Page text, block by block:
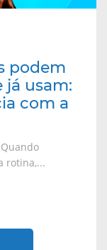
podem
já usam:
com a
rotina,...